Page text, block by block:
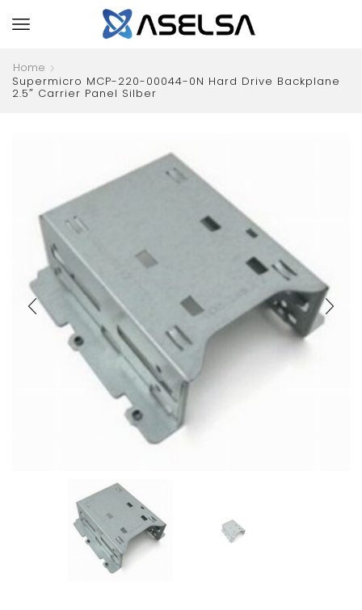
Home
Supermicro MCP-220-00044-0N Hard Drive Backplane
2.5″ Carrier Panel Silber